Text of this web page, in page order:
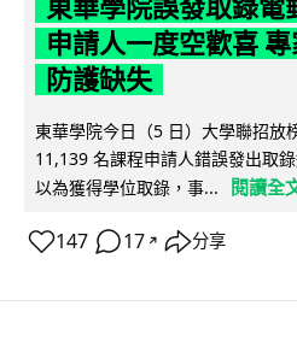
東華學院誤發取錄電
申請人一度空歡喜
防護缺失
東華學院今日（5 日）大學聯招放
11,139 名課程申請人錯誤發出取
以為獲得學位取錄，事...
閱讀全
147 17 ↗ 分享